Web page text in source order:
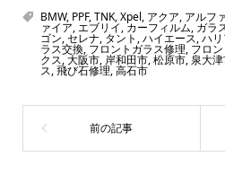
BMW, PPF,TNK,Xpel, アクア, アルフ
ァイア,エブリイ, カーフィルム, ガラ
ゴン,セレナ,タント ,ハイエース,ハ
ラス交換, フロントガラス修理, フロ
クス,大阪市, 岸和田市,松原市, 泉大
ス,飛び石修理,高石市